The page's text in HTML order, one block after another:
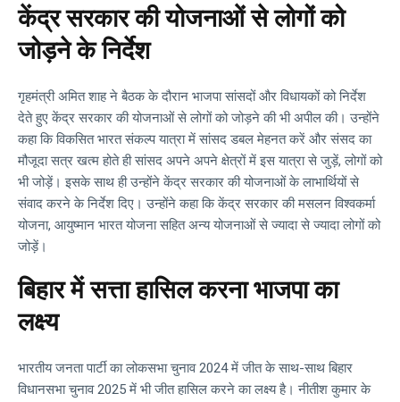
केंद्र सरकार की योजनाओं से लोगों को
जोड़ने के निर्देश
गृहमंत्री अमित शाह ने बैठक के दौरान भाजपा सांसदों और विधायकों को निर्देश
देते हुए केंद्र सरकार की योजनाओं से लोगों को जोड़ने की भी अपील की। उन्होंने
कहा कि विकसित भारत संकल्प यात्रा में सांसद डबल मेहनत करें और संसद का
मौजूदा सत्र खत्म होते ही सांसद अपने अपने क्षेत्रों में इस यात्रा से जुड़ें, लोगों को
भी जोड़ें। इसके साथ ही उन्होंने केंद्र सरकार की योजनाओं के लाभार्थियों से
संवाद करने के निर्देश दिए। उन्होंने कहा कि केंद्र सरकार की मसलन विश्वकर्मा
योजना, आयुष्मान भारत योजना सहित अन्य योजनाओं से ज्यादा से ज्यादा लोगों को
जोड़ें।
बिहार में सत्ता हासिल करना भाजपा का
लक्ष्य
भारतीय जनता पार्टी का लोकसभा चुनाव 2024 में जीत के साथ-साथ बिहार
विधानसभा चुनाव 2025 में भी जीत हासिल करने का लक्ष्य है। नीतीश कुमार के